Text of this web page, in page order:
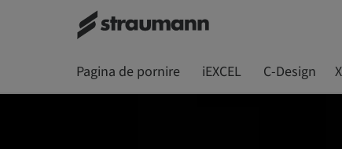
Pagina de pornire iEXCEL C-Design